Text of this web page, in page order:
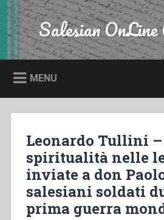
Skip
to
content
Search Salesian OnLine
MENU
Leonardo Tullini
spiritualità nelle
inviate a don
salesiani soldati
prima guerra